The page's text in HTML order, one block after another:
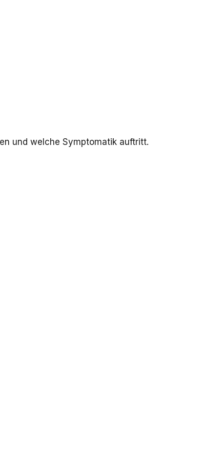
und welche Symptomatik auftritt.